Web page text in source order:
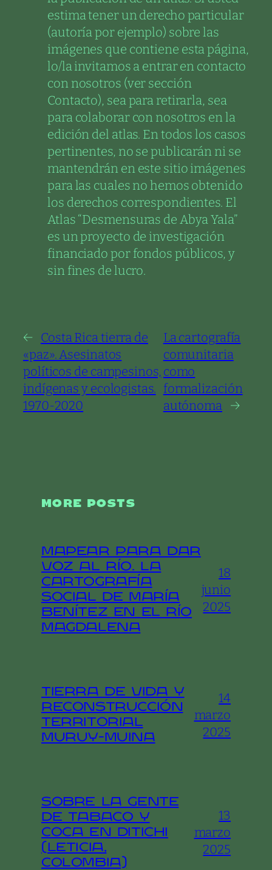
estima tener un derecho particular
(autoría por ejemplo) sobre las
imágenes que contiene esta página,
lo/la invitamos a entrar en contacto
con nosotros (ver sección
Contacto), sea para retirarla, sea
para colaborar con nosotros en la
edición del atlas. En todos los casos
pertinentes, no se publicarán ni se
mantendrán en este sitio imágenes
para las cuales no hemos obtenido
los derechos correspondientes. El
Atlas “Desmensuras de Abya Yala”
es un proyecto de investigación
financiado por fondos públicos, y
sin fines de lucro.
←
Costa Rica tierra de
«paz». Asesinatos
políticos de campesinos,
indígenas y ecologistas.
1970-2020
La cartografía
comunitaria
como
formalización
autónoma
→
MORE POSTS
Mapear para dar
voz al río. La
cartografía
social de María
Benítez en el río
Magdalena
18
junio
2025
Tierra de vida y
reconstrucción
territorial
Muruy-Muina
14
marzo
2025
Sobre la gente
de tabaco y
coca en Ditichi
(Leticia,
Colombia)
13
marzo
2025